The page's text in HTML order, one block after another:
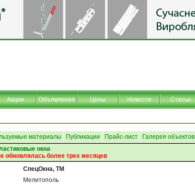
Акции Объявления Цены Новости Статьи
материалы Публикации Прайс-лист Галерея объектов
окна
обновлялась более трех месяцев
СпецОкна, ТМ
Мелитополь